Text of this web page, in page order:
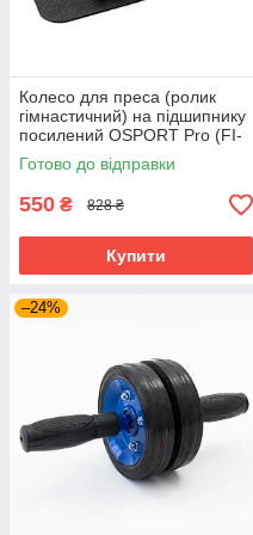
Колесо для преса (ролик
гімнастичний) на підшипнику
посилений OSPORT Pro (FI-
0104)
Готово до відправки
550 ₴ 828 ₴
Купити
–24%